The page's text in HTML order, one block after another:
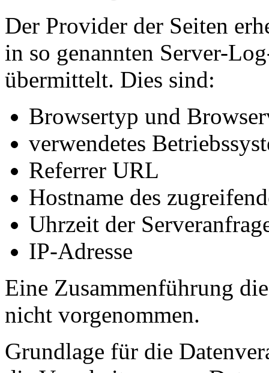
Der Provider der Seiten
in so genannten Server-
übermittelt. Dies sind:
Browsertyp und
verwendetes
Referrer URL
Hostname des
Uhrzeit der
IP-Adresse
Eine Zusammenführung
nicht vorgenommen.
Grundlage für die